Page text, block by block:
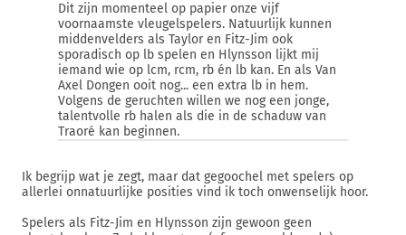
Dit zijn momenteel op papier onze vijf
voornaamste vleugelspelers. Natuurlijk kunnen
middenvelders als Taylor en Fitz-Jim ook
sporadisch op lb spelen en Hlynsson lijkt mij
iemand wie op lcm, rcm, rb én lb kan. En als Van
Axel Dongen ooit nog... een extra lb in hem.
Volgens de geruchten willen we nog een jonge,
talentvolle rb halen als die in de schaduw van
Traoré kan beginnen.
Ik begrijp wat je zegt, maar dat gegoochel met spelers op
allerlei onnatuurlijke posities vind ik toch onwenselijk hoor.
Spelers als Fitz-Jim en Hlynsson zijn gewoon geen